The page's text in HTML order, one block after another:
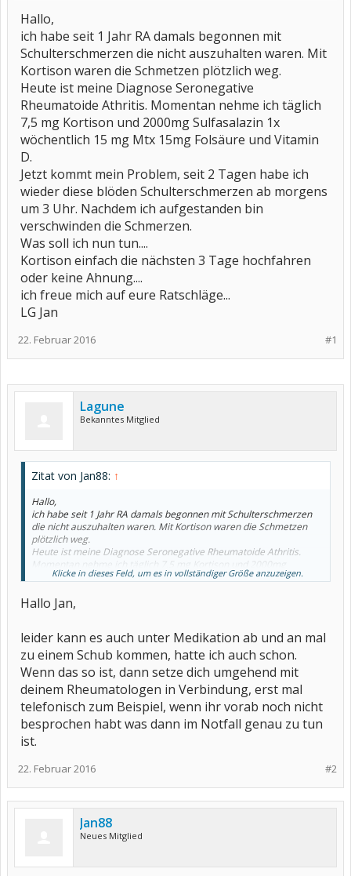
Hallo,
ich habe seit 1 Jahr RA damals begonnen mit
Schulterschmerzen die nicht auszuhalten waren. Mit
Kortison waren die Schmetzen plötzlich weg.
Heute ist meine Diagnose Seronegative
Rheumatoide Athritis. Momentan nehme ich täglich
7,5 mg Kortison und 2000mg Sulfasalazin 1x
wöchentlich 15 mg Mtx 15mg Folsäure und Vitamin
D.
Jetzt kommt mein Problem, seit 2 Tagen habe ich
wieder diese blöden Schulterschmerzen ab morgens
um 3 Uhr. Nachdem ich aufgestanden bin
verschwinden die Schmerzen.
Was soll ich nun tun....
Kortison einfach die nächsten 3 Tage hochfahren
oder keine Ahnung....
ich freue mich auf eure Ratschläge...
LG Jan
#1
22. Februar 2016
Lagune
Bekanntes Mitglied
Zitat von Jan88: ↑
Hallo,
ich habe seit 1 Jahr RA damals begonnen mit Schulterschmerzen
die nicht auszuhalten waren. Mit Kortison waren die Schmetzen
plötzlich weg.
Heute ist meine Diagnose Seronegative Rheumatoide Athritis.
Momentan nehme ich täglich 7,5 mg Kortison und 2000mg
Sulfasalazin 1x wöchentlich 15 mg Mtx 15mg Folsäure und Vitamin
Jetzt kommt mein Problem, seit 2 Tagen habe ich wieder diese
blöden Schulterschmerzen ab morgens um 3 Uhr. Nachdem ich
Was soll ich nun tun....
Kortison einfach die nächsten 3 Tage hochfahren oder keine
Ahnung....
ich freue mich auf eure Ratschläge...
LG Jan
Klicke in dieses Feld, um es in vollständiger Größe anzuzeigen.
Hallo Jan,
leider kann es auch unter Medikation ab und an mal
zu einem Schub kommen, hatte ich auch schon.
Wenn das so ist, dann setze dich umgehend mit
deinem Rheumatologen in Verbindung, erst mal
telefonisch zum Beispiel, wenn ihr vorab noch nicht
besprochen habt was dann im Notfall genau zu tun
ist.
#2
22. Februar 2016
Jan88
Neues Mitglied